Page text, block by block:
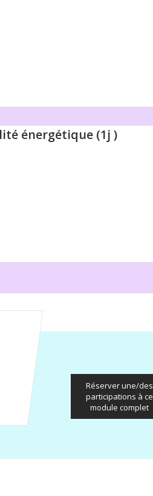
énergétique (1j )
Réserver une/des
participations à ce
module complet